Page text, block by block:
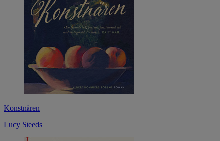
Konstnären
Lucy Steeds